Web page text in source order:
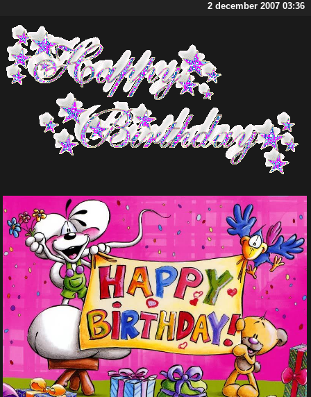
2 december 2007 03:36